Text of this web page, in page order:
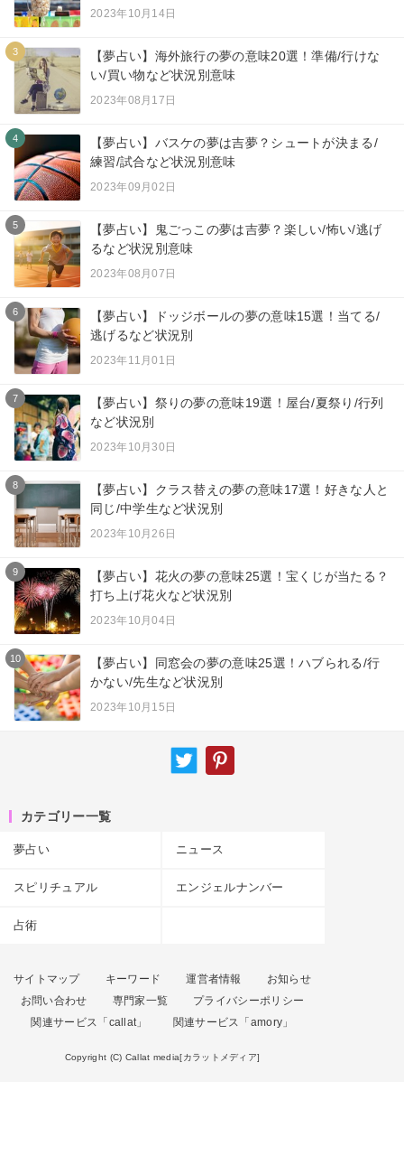
2023年10月14日
3
【夢占い】海外旅行の夢の意味20選！準備/行けな
い/買い物など状況別意味
2023年08月17日
4
【夢占い】バスケの夢は吉夢？シュートが決まる/
練習/試合など状況別意味
2023年09月02日
5
【夢占い】鬼ごっこの夢は吉夢？楽しい/怖い/逃げ
るなど状況別意味
2023年08月07日
6
【夢占い】ドッジボールの夢の意味15選！当てる/
逃げるなど状況別
2023年11月01日
7
【夢占い】祭りの夢の意味19選！屋台/夏祭り/行列
など状況別
2023年10月30日
8
【夢占い】クラス替えの夢の意味17選！好きな人と
同じ/中学生など状況別
2023年10月26日
9
【夢占い】花火の夢の意味25選！宝くじが当たる？
打ち上げ花火など状況別
2023年10月04日
10
【夢占い】同窓会の夢の意味25選！ハブられる/行
かない/先生など状況別
2023年10月15日
カテゴリー一覧
夢占い ニュース
スピリチュアル エンジェルナンバー
占術
サイトマップ キーワード 運営者情報
お知らせ
お問い合わせ
専門家一覧
プライバシーポリシー
関連サービス「callat」
関連サービス「amory」
Copyright (C) Callat media[カラットメディア]